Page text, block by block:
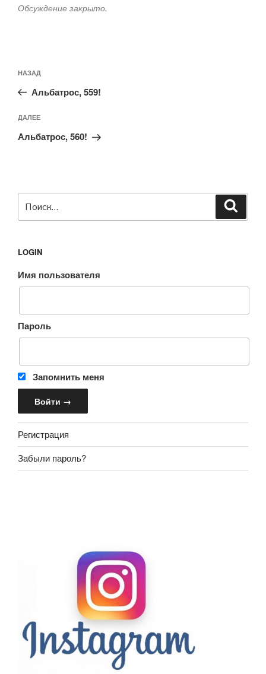
Обсуждение закрыто.
по
записям
Предыдущая
запись:
НАЗАД
Альбатрос, 559!
Следующая
запись
ДАЛЕЕ
Альбатрос, 560!
LOGIN
Имя пользователя
Пароль
Запомнить меня
Регистрация
Забыли пароль?